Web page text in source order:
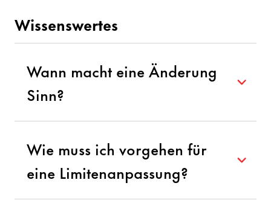
Wissenswertes
Wann macht eine Änderung
Sinn?
Flexibilität für Bargeld beziehen und
Einkaufen auf Reisen im Ausland
Einfaches Bezahlen von grösseren Beträgen
Wie muss ich vorgehen für
eine Limitenanpassung?